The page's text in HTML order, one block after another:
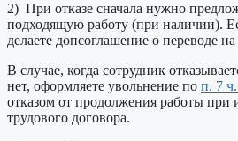
2) При отказе сначала нужно
подходящую работу (при наличии).
делаете допсоглашение о переводе
В случае, когда сотрудник
нет, оформляете увольнение по п. 7
отказом от продолжения работы при
трудового договора.